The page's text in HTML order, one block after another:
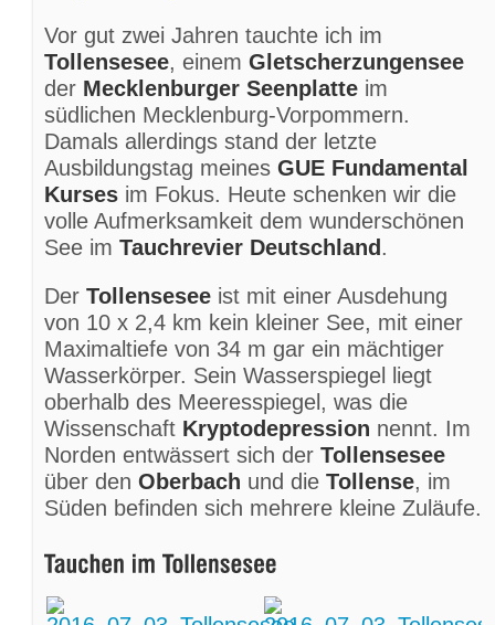
Vor gut zwei Jahren tauchte ich im
Tollensesee, einem Gletscherzungensee
der Mecklenburger Seenplatte im
südlichen Mecklenburg-Vorpommern.
Damals allerdings stand der letzte
Ausbildungstag meines GUE Fundamental
Kurses im Fokus. Heute schenken wir die
volle Aufmerksamkeit dem wunderschönen
See im Tauchrevier Deutschland.
Der Tollensesee ist mit einer Ausdehung
von 10 x 2,4 km kein kleiner See, mit einer
Maximaltiefe von 34 m gar ein mächtiger
Wasserkörper. Sein Wasserspiegel liegt
oberhalb des Meeresspiegel, was die
Wissenschaft Kryptodepression nennt. Im
Norden entwässert sich der Tollensesee
über den Oberbach und die Tollense, im
Süden befinden sich mehrere kleine Zuläufe.